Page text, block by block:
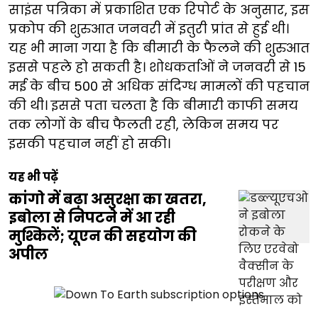
साइंस पत्रिका में प्रकाशित एक रिपोर्ट के अनुसार, इस
प्रकोप की शुरुआत जनवरी में इतुरी प्रांत से हुई थी।
यह भी माना गया है कि बीमारी के फैलने की शुरुआत
इससे पहले हो सकती है। शोधकर्ताओं ने जनवरी से 15
मई के बीच 500 से अधिक संदिग्ध मामलों की पहचान
की थी। इससे पता चलता है कि बीमारी काफी समय
तक लोगों के बीच फैलती रही, लेकिन समय पर
इसकी पहचान नहीं हो सकी।
यह भी पढ़ें
कांगो में बढ़ा असुरक्षा का खतरा,
इबोला से निपटने में आ रही
मुश्किलें; यूएन की सहयोग की
अपील